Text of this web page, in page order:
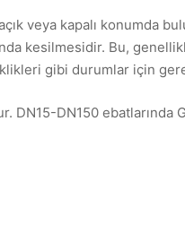
veya kapalı konumda
kesilmesidir. Bu,
gibi durumlar için
DN15-DN150 ebatlarında